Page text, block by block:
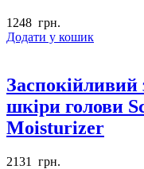
1248 грн.
Додати у кошик
шкіри голови
Moisturizer
2131
грн.